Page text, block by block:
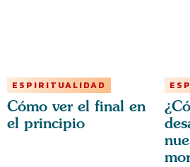
ESPIRITUALIDAD
Cómo ver el final en
el principio